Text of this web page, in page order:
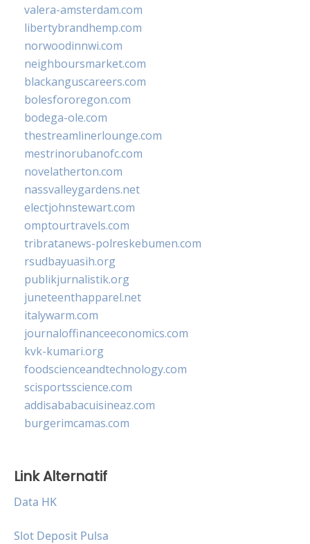
valera-amsterdam.com
libertybrandhemp.com
norwoodinnwi.com
neighboursmarket.com
blackanguscareers.com
bolesfororegon.com
bodega-ole.com
thestreamlinerlounge.com
mestrinorubanofc.com
novelatherton.com
nassvalleygardens.net
electjohnstewart.com
omptourtravels.com
tribratanews-polreskebumen.com
rsudbayuasih.org
publikjurnalistik.org
juneteenthapparel.net
italywarm.com
journaloffinanceeconomics.com
kvk-kumari.org
foodscienceandtechnology.com
scisportsscience.com
addisababacuisineaz.com
burgerimcamas.com
Link Alternatif
Data HK
Slot Deposit Pulsa